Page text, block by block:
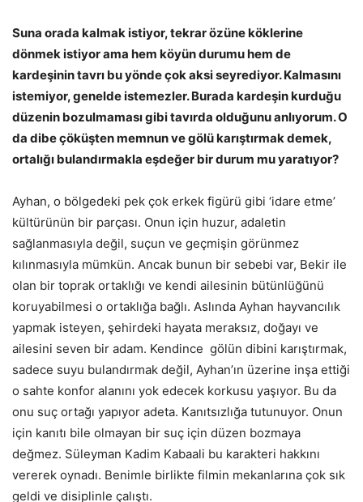
Suna orada kalmak istiyor, tekrar özüne köklerine
dönmek istiyor ama hem köyün durumu hem de
kardeşinin tavrı bu yönde çok aksi seyrediyor. Kalmasını
istemiyor, genelde istemezler. Burada kardeşin kurduğu
düzenin bozulmaması gibi tavırda olduğunu anlıyorum. O
da dibe çöküşten memnun ve gölü karıştırmak demek,
ortalığı bulandırmakla eşdeğer bir durum mu yaratıyor?
Ayhan, o bölgedeki pek çok erkek figürü gibi ‘idare etme’
kültürünün bir parçası. Onun için huzur, adaletin
sağlanmasıyla değil, suçun ve geçmişin görünmez
kılınmasıyla mümkün. Ancak bunun bir sebebi var, Bekir ile
olan bir toprak ortaklığı ve kendi ailesinin bütünlüğünü
koruyabilmesi o ortaklığa bağlı. Aslında Ayhan hayvancılık
yapmak isteyen, şehirdeki hayata meraksız, doğayı ve
ailesini seven bir adam. Kendince gölün dibini karıştırmak,
sadece suyu bulandırmak değil, Ayhan’ın üzerine inşa ettiği
o sahte konfor alanını yok edecek korkusu yaşıyor. Bu da
onu suç ortağı yapıyor adeta. Kanıtsızlığa tutunuyor. Onun
için kanıtı bile olmayan bir suç için düzen bozmaya
değmez. Süleyman Kadim Kabaali bu karakteri hakkını
vererek oynadı. Benimle birlikte filmin mekanlarına çok sık
geldi ve disiplinle çalıştı.